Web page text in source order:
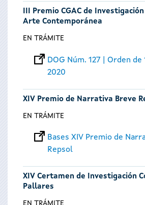
III Premio CGAC de
Arte Contemporánea
EN TRÁMITE
DOG Núm. 127 | Orden de
2020
XIV Premio de Narrativa Breve
EN TRÁMITE
Bases XIV Premio de
Repsol
XIV Certamen de Investigación
Pallares